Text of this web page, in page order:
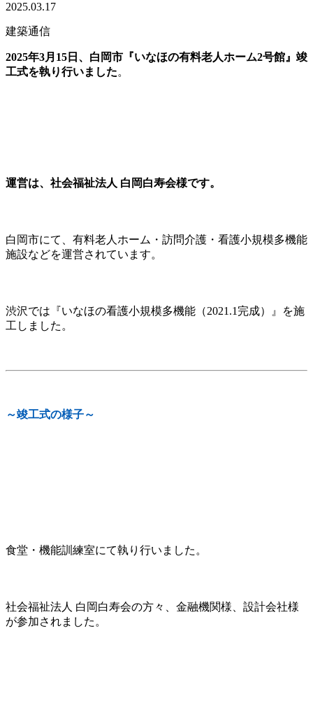
2025.03.17
建築通信
2025年3月15日、白岡市『いなほの有料老人ホーム2号館』竣
工式を執り行いました。
運営は、社会福祉法人 白岡白寿会様です。
白岡市にて、有料老人ホーム・訪問介護・看護小規模多機能
施設などを運営されています。
渋沢では『いなほの看護小規模多機能（2021.1完成）』を施
工しました。
～竣工式の様子～
食堂・機能訓練室にて執り行いました。
社会福祉法人 白岡白寿会の方々、金融機関様、設計会社様
が参加されました。